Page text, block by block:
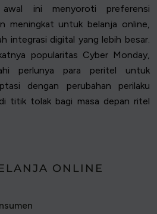
awal ini menyoroti preferensi
meningkat untuk belanja online,
integrasi digital yang lebih besar.
popularitas Cyber Monday,
perlunya para peritel untuk
dengan perubahan perilaku
titik tolak bagi masa depan ritel
ONLINE